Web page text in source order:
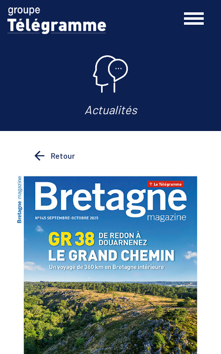
Actualités
Retour